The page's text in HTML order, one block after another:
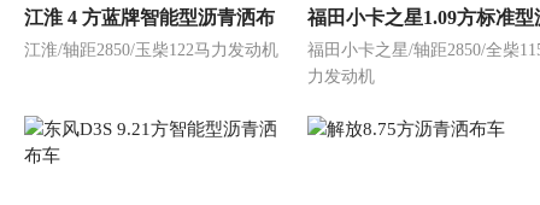
江淮 4 方蓝牌智能型沥青洒布
车
江淮/轴距2850/玉柴122马力发动机
福田小卡之星1.09方标准型
洒布车
福田小卡之星/轴距2850/全柴
力发动机